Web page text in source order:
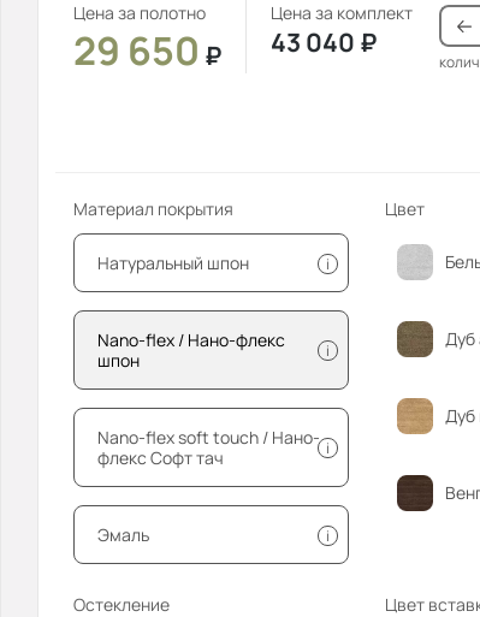
Цена за полотно
29 650 ₽
Цена за комплект
43 040 ₽
Материал покрытия
Натуральный шпон i
Nano-flex / Нано-флекс
шпон
i
Nano-flex soft touch / Нано-
флекс Софт тач
i
Эмаль i
Цвет
Дуб
Дуб
Остекление Цвет